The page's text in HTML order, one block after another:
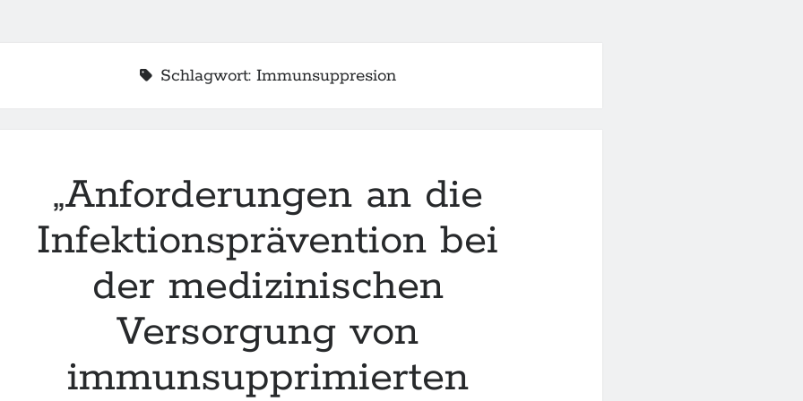
Schlagwort: Immunsuppresion
„Anforderungen an die
Infektionsprävention bei
der medizinischen
Versorgung von
immunsupprimierten